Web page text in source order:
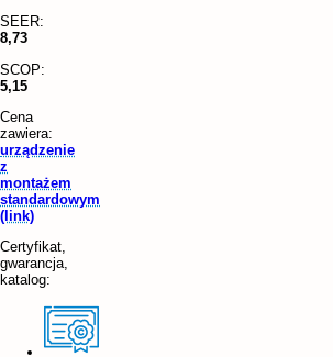
SEER:
8,73
SCOP:
5,15
Cena
zawiera:
urządzenie
z
montażem
standardowym
(link)
Certyfikat,
gwarancja,
katalog: